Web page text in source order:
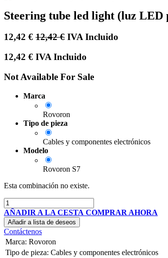
Steering tube led light (luz LED
12,42 € 12,42€ IVA Incluido
12,42 € IVA Incluido
Not Available For Sale
Marca
Rovoron
Tipo de pieza
Cables y componentes electrónicos
Modelo
Rovoron S7
Esta combinación no existe.
AÑADIR A LA CESTA COMPRAR AHORA
Añadir a lista de deseos
Contáctenos
Marca: Rovoron
Tipo de pieza: Cables y componentes electrónicos